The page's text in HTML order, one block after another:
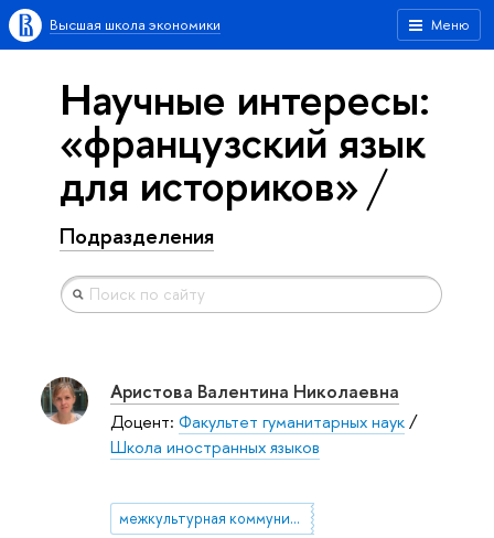
Меню
Высшая школа экономики
Научные интересы:
«французский язык
для историков»
Подразделения
Аристова Валентина Николаевна
Доцент: Факультет гуманитарных наук/
Школа иностранных языков
межкультурная коммуникация